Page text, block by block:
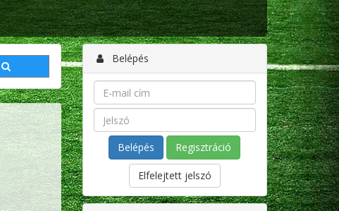
Belépés
Regisztráció
Elfelejtett jelszó